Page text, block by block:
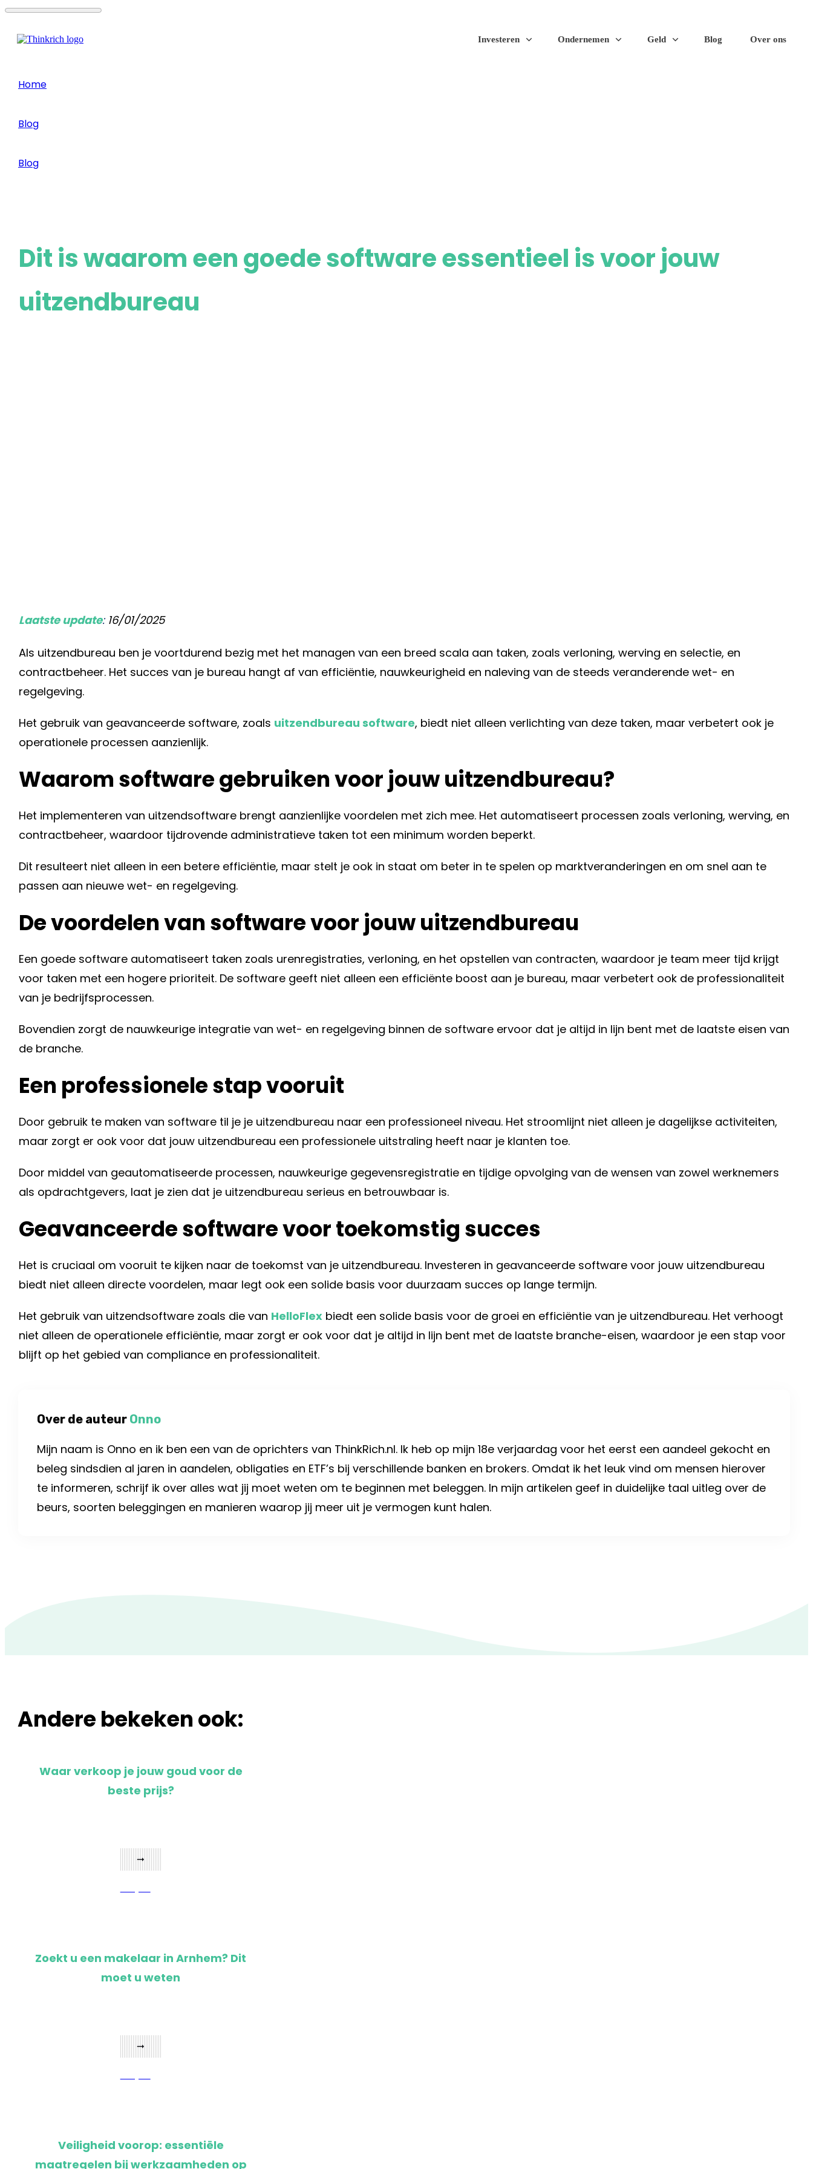
Investeren Ondernemen Geld Blog Over ons
Home
Blog
Blog
Dit is waarom een goede software essentieel is voor jouw
uitzendbureau
Laatste update: 16/01/2025
Als uitzendbureau ben je voortdurend bezig met het managen van een breed scala aan taken, zoals verloning, werving en selectie, en
contractbeheer. Het succes van je bureau hangt af van efficiëntie, nauwkeurigheid en naleving van de steeds veranderende wet- en
regelgeving.
Het gebruik van geavanceerde software, zoals uitzendbureau software, biedt niet alleen verlichting van deze taken, maar verbetert ook je
operationele processen aanzienlijk.
Waarom software gebruiken voor jouw uitzendbureau?
Het implementeren van uitzendsoftware brengt aanzienlijke voordelen met zich mee. Het automatiseert processen zoals verloning, werving, en
contractbeheer, waardoor tijdrovende administratieve taken tot een minimum worden beperkt.
Dit resulteert niet alleen in een betere efficiëntie, maar stelt je ook in staat om beter in te spelen op marktveranderingen en om snel aan te
passen aan nieuwe wet- en regelgeving.
De voordelen van software voor jouw uitzendbureau
Een goede software automatiseert taken zoals urenregistraties, verloning, en het opstellen van contracten, waardoor je team meer tijd krijgt
voor taken met een hogere prioriteit. De software geeft niet alleen een efficiënte boost aan je bureau, maar verbetert ook de professionaliteit
van je bedrijfsprocessen.
Bovendien zorgt de nauwkeurige integratie van wet- en regelgeving binnen de software ervoor dat je altijd in lijn bent met de laatste eisen van
de branche.
Een professionele stap vooruit
Door gebruik te maken van software til je je uitzendbureau naar een professioneel niveau. Het stroomlijnt niet alleen je dagelijkse activiteiten,
maar zorgt er ook voor dat jouw uitzendbureau een professionele uitstraling heeft naar je klanten toe.
Door middel van geautomatiseerde processen, nauwkeurige gegevensregistratie en tijdige opvolging van de wensen van zowel werknemers
als opdrachtgevers, laat je zien dat je uitzendbureau serieus en betrouwbaar is.
Geavanceerde software voor toekomstig succes
Het is cruciaal om vooruit te kijken naar de toekomst van je uitzendbureau. Investeren in geavanceerde software voor jouw uitzendbureau
biedt niet alleen directe voordelen, maar legt ook een solide basis voor duurzaam succes op lange termijn.
Het gebruik van uitzendsoftware zoals die van HelloFlex biedt een solide basis voor de groei en efficiëntie van je uitzendbureau. Het verhoogt
niet alleen de operationele efficiëntie, maar zorgt er ook voor dat je altijd in lijn bent met de laatste branche-eisen, waardoor je een stap voor
blijft op het gebied van compliance en professionaliteit.
Over de auteur Onno
Mijn naam is Onno en ik ben een van de oprichters van ThinkRich.nl. Ik heb op mijn 18e verjaardag voor het eerst een aandeel gekocht en
beleg sindsdien al jaren in aandelen, obligaties en ETF’s bij verschillende banken en brokers. Omdat ik het leuk vind om mensen hierover
te informeren, schrijf ik over alles wat jij moet weten om te beginnen met beleggen. In mijn artikelen geef in duidelijke taal uitleg over de
beurs, soorten beleggingen en manieren waarop jij meer uit je vermogen kunt halen.
Andere bekeken ook:
Waar verkoop je jouw goud voor de
beste prijs?
Zoekt u een makelaar in Arnhem? Dit
moet u weten
Veiligheid voorop: essentiële
maatregelen bij werkzaamheden op